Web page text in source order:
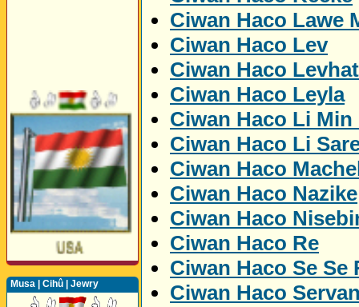
Musa | Cihû | Jewry
Ciwan Haco Lawe
Ciwan Haco Lev
Ciwan Haco
Ciwan Haco Leyla
Ciwan Haco Li Min
Ciwan Haco Li
Ciwan Haco
Ciwan Haco Nazike
Ciwan Haco
Ciwan Haco Re
Ciwan Haco Se Se
Ciwan Haco